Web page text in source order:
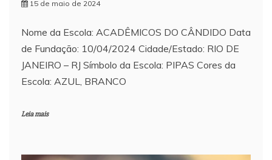
15 de maio de 2024
Nome da Escola: ACADÊMICOS DO CÂNDIDO Data
de Fundação: 10/04/2024 Cidade/Estado: RIO DE
JANEIRO – RJ Símbolo da Escola: PIPAS Cores da
Escola: AZUL, BRANCO
Leia mais